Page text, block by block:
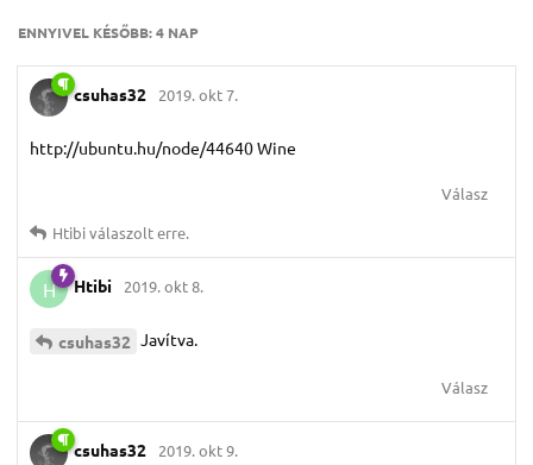
ENNYIVEL KÉSŐBB:4 NAP
csuhas32 2019. okt 7.
http://ubuntu.hu/node/44640 Wine
Válasz
Htibiválaszolt erre.
H Htibi 2019. okt 8.
csuhas32 Javítva.
Válasz
csuhas32 2019. okt 9.